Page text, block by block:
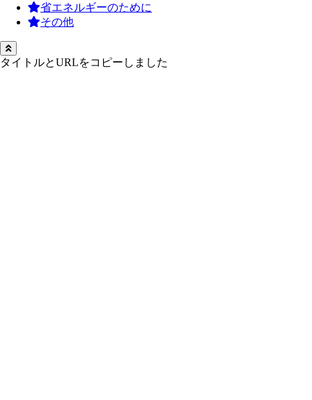
省エネルギーのために
その他
タイトルとURLをコピーしました